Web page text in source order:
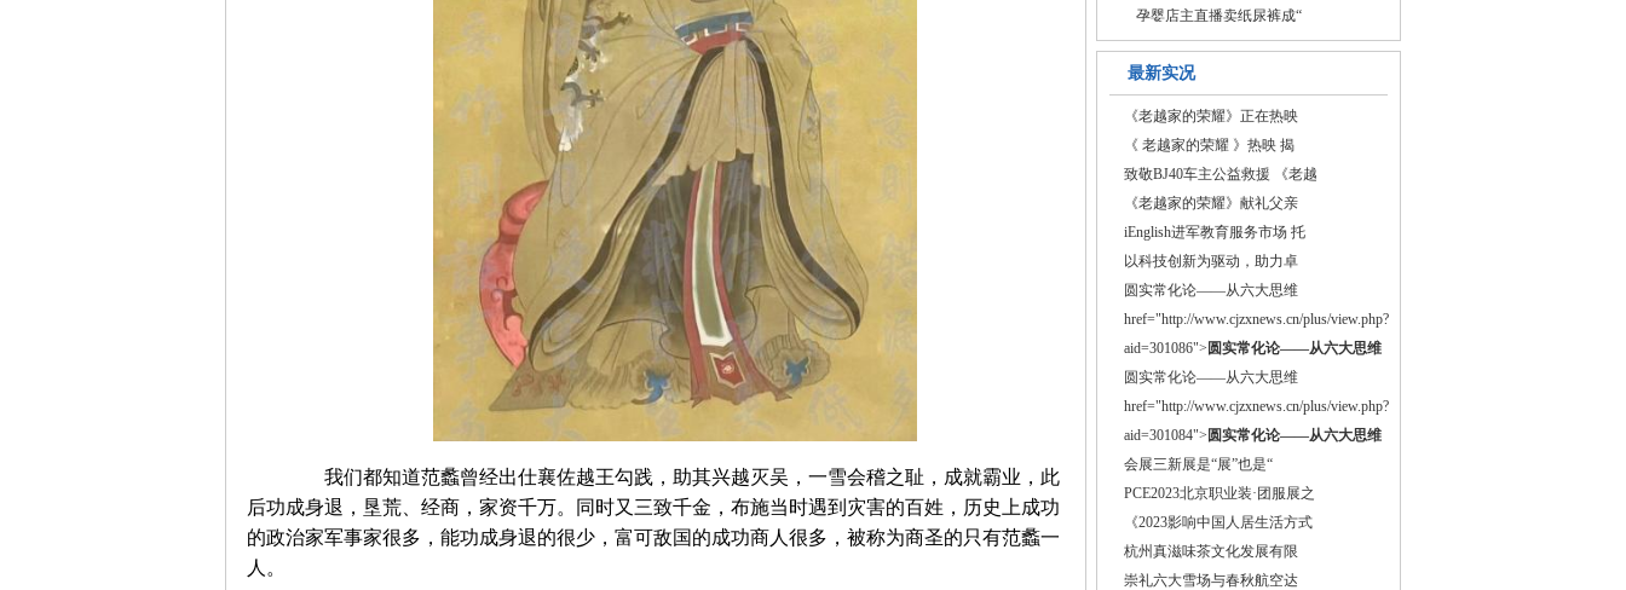
我们都知道范蠡曾经出仕襄佐越王勾践，助其兴越灭吴，一雪会稽之耻，成就霸业，此
后功成身退，垦荒、经商，家资千万。同时又三致千金，布施当时遇到灾害的百姓，历史上成功
的政治家军事家很多，能功成身退的很少，富可敌国的成功商人很多，被称为商圣的只有范蠡一
人。
孕婴店主直播卖纸尿裤成“
最新实况
《老越家的荣耀》正在热映
《 老越家的荣耀 》热映 揭
致敬BJ40车主公益救援 《老越
《老越家的荣耀》献礼父亲
iEnglish进军教育服务市场 托
以科技创新为驱动，助力卓
圆实常化论——从六大思维
href="http://www.cjzxnews.cn/plus/view.php?
aid=301086"> 圆实常化论——从六大思维
圆实常化论——从六大思维
href="http://www.cjzxnews.cn/plus/view.php?
aid=301084"> 圆实常化论——从六大思维
会展三新展是“展”也是“
PCE2023北京职业装·团服展之
《2023影响中国人居生活方式
杭州真滋味茶文化发展有限
崇礼六大雪场与春秋航空达